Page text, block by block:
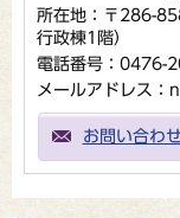
所在地：〒286-
行政棟1階）
電話番号：0476-
メールアドレス
お問い合わ